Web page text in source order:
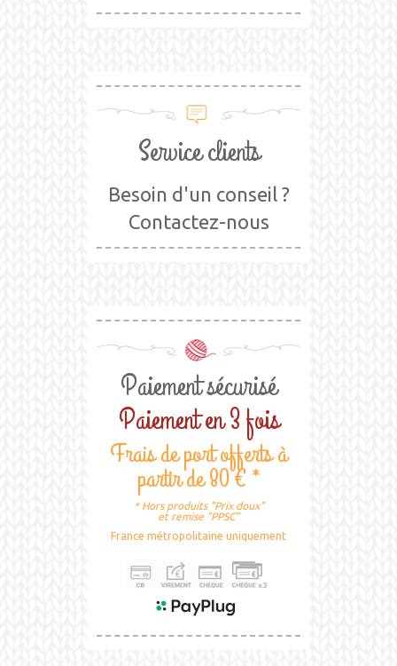
Service clients
Besoin d'un conseil ?
Contactez-nous
Paiement sécurisé
Paiement en 3 fois
Frais de port offerts à
partir de 80 € *
* Hors produits "Prix doux"
et remise "PPSC"
France métropolitaine uniquement